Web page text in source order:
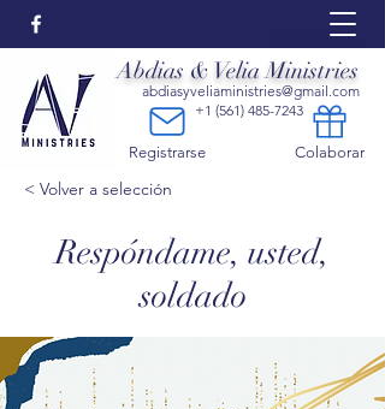
Abdias & Velia Ministries
abdiasyveliaministries@gmail.com
+1 (561) 485-7243
Colaborar
Registrarse
Colaborar:
< Volver a selección
Respóndame, usted,
soldado